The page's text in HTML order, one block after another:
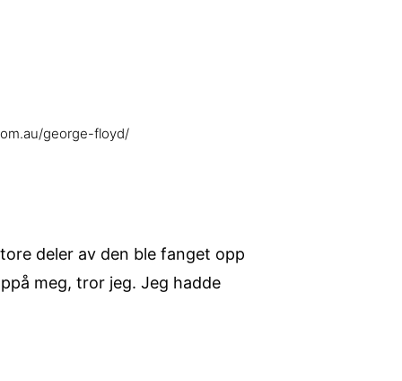
george-floyd/
deler av den ble fanget opp
meg, tror jeg. Jeg hadde